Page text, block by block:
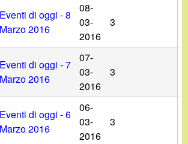
Eventi di oggi - 8
Marzo 2016
08-
03-
2016
3
Eventi di oggi - 7
Marzo 2016
07-
03-
2016
3
Eventi di oggi - 6
Marzo 2016
06-
03-
2016
3